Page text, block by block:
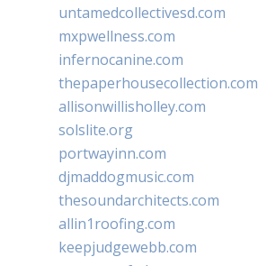
untamedcollectivesd.com
mxpwellness.com
infernocanine.com
thepaperhousecollection.com
allisonwillisholley.com
solslite.org
portwayinn.com
djmaddogmusic.com
thesoundarchitects.com
allin1roofing.com
keepjudgewebb.com